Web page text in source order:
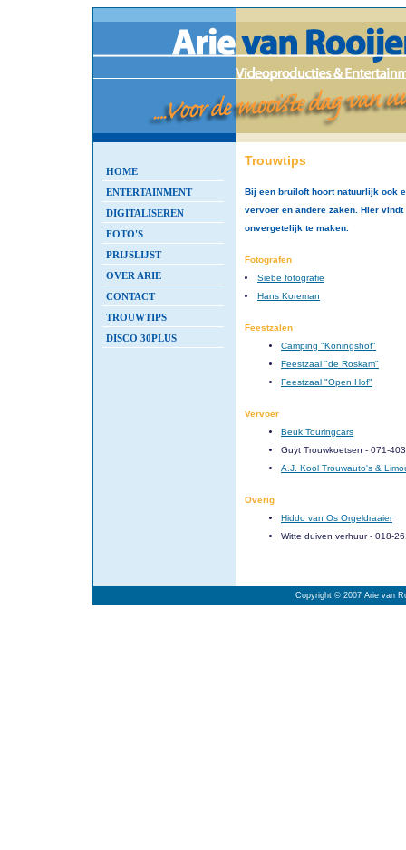
HOME
ENTERTAINMENT
DIGITALISEREN
FOTO'S
PRIJSLIJST
OVER ARIE
CONTACT
TROUWTIPS
DISCO 30PLUS
Trouwtips
Bij een bruiloft hoort natuurlijk ook
vervoer en andere zaken. Hier
onvergetelijk te maken.
Fotografen
Siebe fotografie
Hans Koreman
Feestzalen
Camping "Koningshof"
Feestzaal "de Roskam"
Feestzaal "Open Hof"
Vervoer
Beuk Touringcars
Guyt Trouwkoetsen - 071-
A.J. Kool Trouwauto's &
Overig
Hiddo van Os Orgeldraaier
Witte duiven verhuur - 018-
Copyright © 2007 Arie van